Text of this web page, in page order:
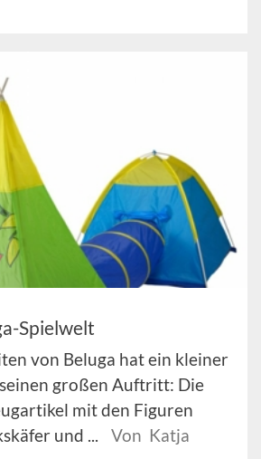
Spielwelt
von Beluga hat ein kleiner
großen Auftritt: Die
mit den Figuren
und ...
Von Katja